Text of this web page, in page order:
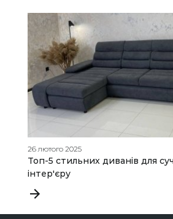
26 лютого 2025
Топ-5 стильних диванів для
інтер'єру